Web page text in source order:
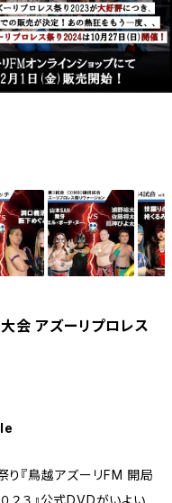
会 アズーリプロレス
り『鳥越アズーリFM 開局
２３』公式DVDがいよい